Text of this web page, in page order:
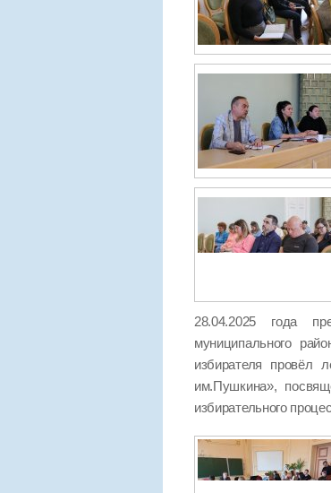
28.04.2025 года
муниципального
избирателя провёл
им.Пушкина»,
избирательного